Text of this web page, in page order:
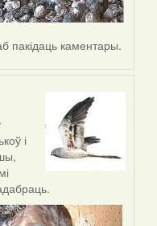
пакідаць каментары.
і